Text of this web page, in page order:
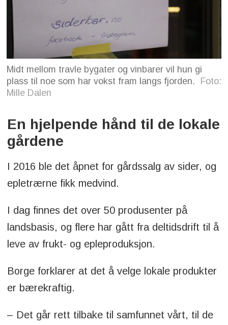
Midt mellom travle bygater og vinbarer vil hun gi
plass til noe som har vokst fram langs fjorden.
Foto:
Mille Dalen
En hjelpende hånd til de lokale
gårdene
I 2016 ble det åpnet for gårdssalg av sider, og
epletrærne fikk medvind.
I dag finnes det over 50 produsenter på
landsbasis, og flere har gått fra deltidsdrift til å
leve av frukt- og epleproduksjon.
Borge forklarer at det å velge lokale produkter
er bærekraftig.
– Det går rett tilbake til samfunnet vårt, til de